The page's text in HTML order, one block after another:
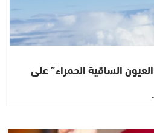
الساقية الحمراء” على